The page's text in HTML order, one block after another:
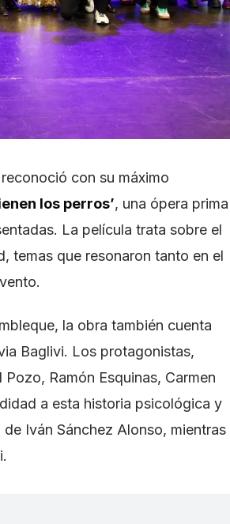
con su máximo
los perros’, una ópera prima
La película trata sobre el
temas que resonaron tanto en el
la obra también cuenta
Baglivi. Los protagonistas,
Ramón Esquinas, Carmen
a esta historia psicológica y
Iván Sánchez Alonso, mientras